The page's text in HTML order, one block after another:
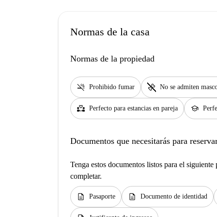
Normas de la casa
Normas de la propiedad
smoke_free Prohibido fumar pet_supplies No se admiten
partner_heart Perfecto para estancias en pareja school
Documentos que necesitarás para
Tenga estos documentos listos para el
completar.
description Pasaporte description Documento de identidad